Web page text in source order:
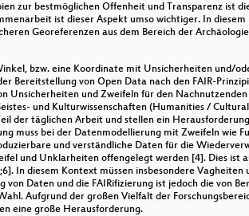
zur bestmöglichen Offenheit und Transparenz ist
ist dieser Aspekt umso wichtiger. In
Georeferenzen aus dem Bereich der
bzw. eine Koordinate mit Unsicherheiten und/
Bereitstellung von Open Data nach den FAIR-
Unsicherheiten und Zweifeln für den
und Kulturwissenschaften (Humanities /
der täglichen Arbeit und stellen ein
muss bei der Datenmodellierung mit Zweifeln wie
und verständliche Daten für die
und Unklarheiten offengelegt werden [4]. Dies ist
In diesem Kontext müssen insbesondere
Daten und die FAIRifizierung ist jedoch die von
Aufgrund der großen Vielfalt der
eine große Herausforderung.